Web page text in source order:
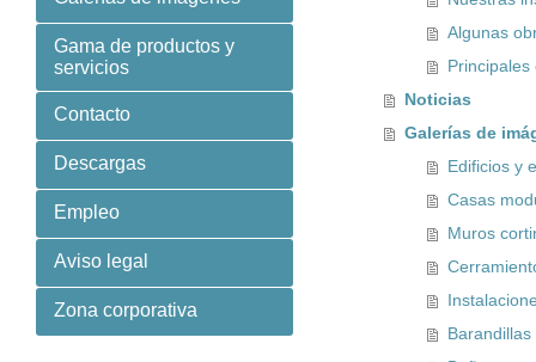
Gama de productos y
servicios
Contacto
Descargas
Empleo
Aviso legal
Zona corporativa
Algunas
Principales
Noticias
Galerías de
Edificios y
Casas
Muros
Barandillas